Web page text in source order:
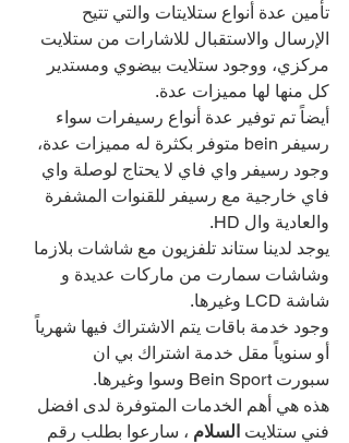
تأمين عدة أنواع ستلايتات والتي تتيح
الإرسال والاستقبال للاشارات من ستلايت
مركزي، ووجود ستلايت بيضوي ومستدير
كل منها لها مميزات عدة.
أيضاً تم توفير عدة أنواع رسيفرات سواء
رسيفر bein متوفر بكثرة له مميزات عدة،
وجود رسيفر واي فاي لا يحتاج لوصلة واي
فاي خارجية مع رسيفر للقنوات المشفرة
والعادية وال HD.
يوجد لدينا ستاند تلفزيون مع شاشات بلازما
وشاشات سمارت من ماركات عديدة و
شاشة LCD وغيرها.
وجود خدمة باقات يتم الاشتراك فيها شهرياً
أو سنوياً مقل خدمة اشتراك بي ان
سبورت Bein Sport وسوا وغيرها.
هذه هي أهم الخدمات المتوفرة لدى افضل
فني ستلايت السلام ، سارعوا بطلب رقم